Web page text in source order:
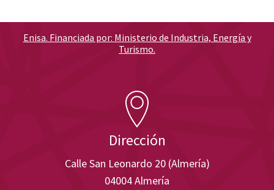
Dirección
Calle San Leonardo 20 (Almería)
04004 Almería
Enisa. Financiada por: Ministerio de Industria, Energía y
Turismo.